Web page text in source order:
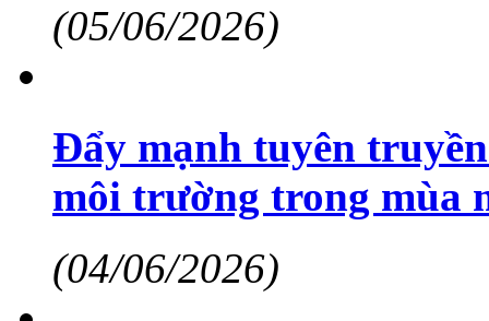
(05/06/2026)
Đẩy mạnh tuyên
môi trường trong mùa
(04/06/2026)